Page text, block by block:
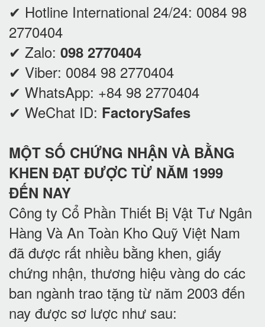
✔ Hotline International 24/24: 0084 98
2770404
✔ Zalo: 098 2770404
✔ Viber: 0084 98 2770404
✔ WhatsApp: +84 98 2770404
✔ WeChat ID: FactorySafes
MỘT SỐ CHỨNG NHẬN VÀ BẰNG
KHEN ĐẠT ĐƯỢC TỪ NĂM 1999
ĐẾN NAY
Công ty Cổ Phần Thiết Bị Vật Tư Ngân
Hàng Và An Toàn Kho Quỹ Việt Nam
đã được rất nhiều bằng khen, giấy
chứng nhận, thương hiệu vàng do các
ban ngành trao tặng từ năm 2003 đến
nay được sơ lược như sau: